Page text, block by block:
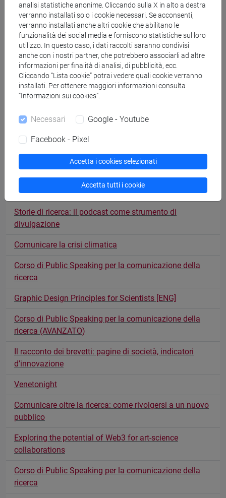
Brevetti: il linguaggio delle invenzioni
Comunicare l'economia, oggi
Corso di Public Speaking
How Charts Lie. Author’s Chat with Alberto Cairo
Guns, Germs, and Covid-19. Why science
Tangible data per il public engagement
Science Stories: migliora le tue tecniche comunicative
nella scrittura e sui social media
Science Stories: boost your communication techniques
in writing and going social [ENG]
Storie di ricerca: il podcast come strumento di
divulgazione
Comunicare la crisi climatica
Corso di Public Speaking per la comunicazione della
ricerca
Graphic Design Principles for Scientists [ENG]
Corso di Public Speaking per la comunicazione della
ricerca (AVANZATO)
Il racconto dei brevetti: pagine di società, indicatori
d’innovazione
Venetonight
Comunicare oltre la ricerca: come rivolgersi a un nuovo
pubblico
Exploring the potential of Web3 for art-science
collaborations
Corso di Public Speaking per la comunicazione della
ricerca
analisi statistiche anonime. Cliccando sulla X in alto a destra
verranno installati solo i cookie necessari. Se acconsenti,
verranno installati anche altri cookie che abilitano le
funzionalità dei social media e forniscono statistiche sul loro
utilizzo. In questo caso, i dati raccolti saranno condivisi
anche con i nostri partner, che potrebbero associarli ad altre
informazioni per finalità di analisi, di pubblicità, ecc.
Cliccando “Lista cookie” potrai vedere quali cookie verranno
installati. Per ottenere maggiori informazioni consulta
“Informazioni sui cookies”.
Necessari Google - Youtube
Facebook - Pixel
Accetta i cookies selezionati
Accetta tutti i cookie